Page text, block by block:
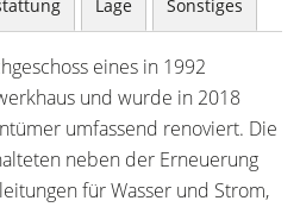
Lage Sonstiges
eines in 1992
und wurde in 2018
umfassend renoviert. Die
neben der Erneuerung
für Wasser und Strom,